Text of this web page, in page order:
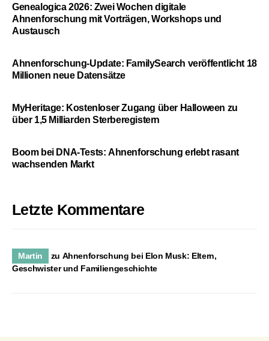
Genealogica 2026: Zwei Wochen digitale
Ahnenforschung mit Vorträgen, Workshops und
Austausch
Ahnenforschung-Update: FamilySearch veröffentlicht 18
Millionen neue Datensätze
MyHeritage: Kostenloser Zugang über Halloween zu
über 1,5 Milliarden Sterberegistern
Boom bei DNA-Tests: Ahnenforschung erlebt rasant
wachsenden Markt
Letzte Kommentare
Martin zu Ahnenforschung bei Elon Musk: Eltern,
Geschwister und Familiengeschichte